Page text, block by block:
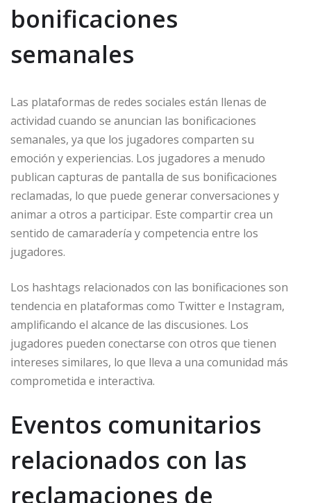
bonificaciones
semanales
Las plataformas de redes sociales están llenas de
actividad cuando se anuncian las bonificaciones
semanales, ya que los jugadores comparten su
emoción y experiencias. Los jugadores a menudo
publican capturas de pantalla de sus bonificaciones
reclamadas, lo que puede generar conversaciones y
animar a otros a participar. Este compartir crea un
sentido de camaradería y competencia entre los
jugadores.
Los hashtags relacionados con las bonificaciones son
tendencia en plataformas como Twitter e Instagram,
amplificando el alcance de las discusiones. Los
jugadores pueden conectarse con otros que tienen
intereses similares, lo que lleva a una comunidad más
comprometida e interactiva.
Eventos comunitarios
relacionados con las
reclamaciones de